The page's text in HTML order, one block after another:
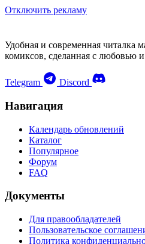
Отключить рекламу
Удобная и современная читалка
комиксов, сделанная с любовью
Telegram Discord
Навигация
Календарь обновлений
Каталог
Популярное
Форум
FAQ
Документы
Для правообладателей
Пользовательское
Политика